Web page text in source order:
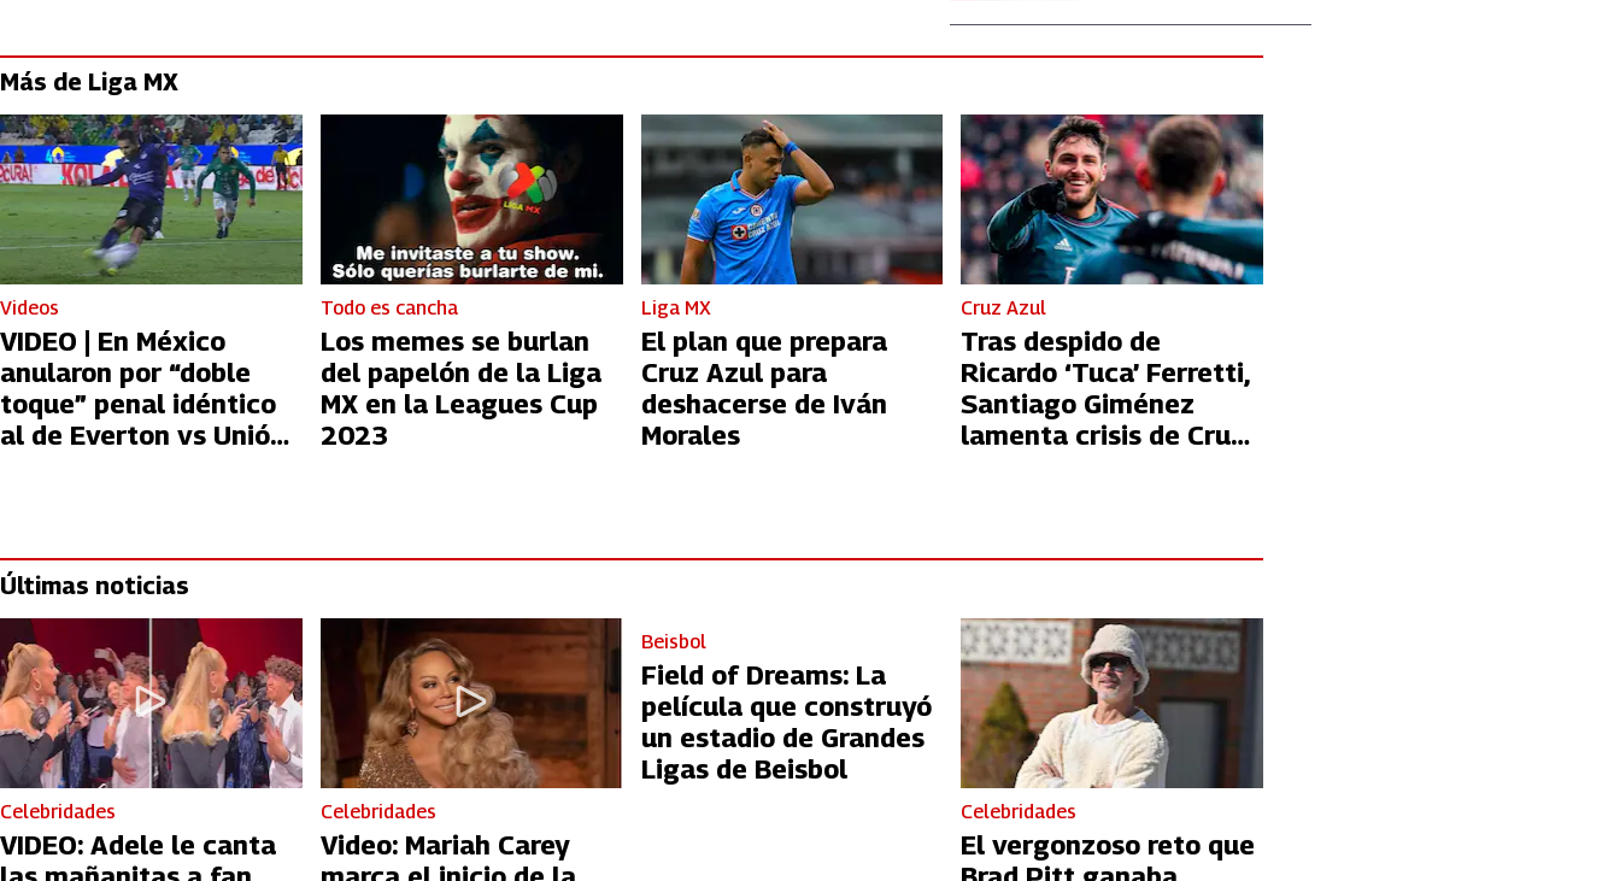
Más de Liga MX
Videos
VIDEO | En México
anularon por “doble
toque” penal idéntico
al de Everton vs Unión
Todo es cancha
Los memes se burlan
del papelón de la Liga
MX en la Leagues Cup
2023
Liga MX
El plan que prepara
Cruz Azul para
deshacerse de Iván
Morales
Cruz Azul
Tras despido de
Ricardo ‘Tuca’ Ferretti,
Santiago Giménez
lamenta crisis de Cruz
Últimas noticias
Celebridades
VIDEO: Adele le canta
Celebridades
Video: Mariah Carey
Beisbol
Field of Dreams: La
película que construyó
un estadio de Grandes
Ligas de Beisbol
Celebridades
El vergonzoso reto que